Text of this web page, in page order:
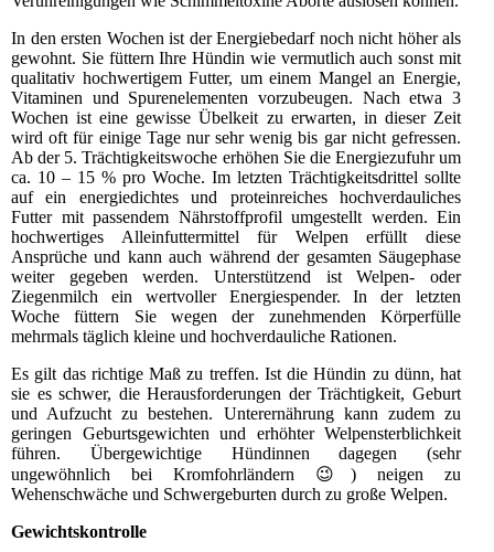
In den ersten Wochen ist der Energiebedarf noch nicht höher als
gewohnt. Sie füttern Ihre Hündin wie vermutlich auch sonst mit
qualitativ hochwertigem Futter, um einem Mangel an Energie,
Vitaminen und Spurenelementen vorzubeugen. Nach etwa 3
Wochen ist eine gewisse Übelkeit zu erwarten, in dieser Zeit
wird oft für einige Tage nur sehr wenig bis gar nicht gefressen.
Ab der 5. Trächtigkeitswoche erhöhen Sie die Energiezufuhr um
ca. 10 – 15 % pro Woche. Im letzten Trächtigkeitsdrittel sollte
auf ein energiedichtes und proteinreiches hochverdauliches
Futter mit passendem Nährstoffprofil umgestellt werden. Ein
hochwertiges Alleinfuttermittel für Welpen erfüllt diese
Ansprüche und kann auch während der gesamten Säugephase
weiter gegeben werden. Unterstützend ist Welpen- oder
Ziegenmilch ein wertvoller Energiespender. In der letzten
Woche füttern Sie wegen der zunehmenden Körperfülle
mehrmals täglich kleine und hochverdauliche Rationen.
Es gilt das richtige Maß zu treffen. Ist die Hündin zu dünn, hat
sie es schwer, die Herausforderungen der Trächtigkeit, Geburt
und Aufzucht zu bestehen. Unterernährung kann zudem zu
geringen Geburtsgewichten und erhöhter Welpensterblichkeit
führen. Übergewichtige Hündinnen dagegen (sehr
ungewöhnlich bei Kromfohrländern 😉) neigen zu
Wehenschwäche und Schwergeburten durch zu große Welpen.
Gewichtskontrolle